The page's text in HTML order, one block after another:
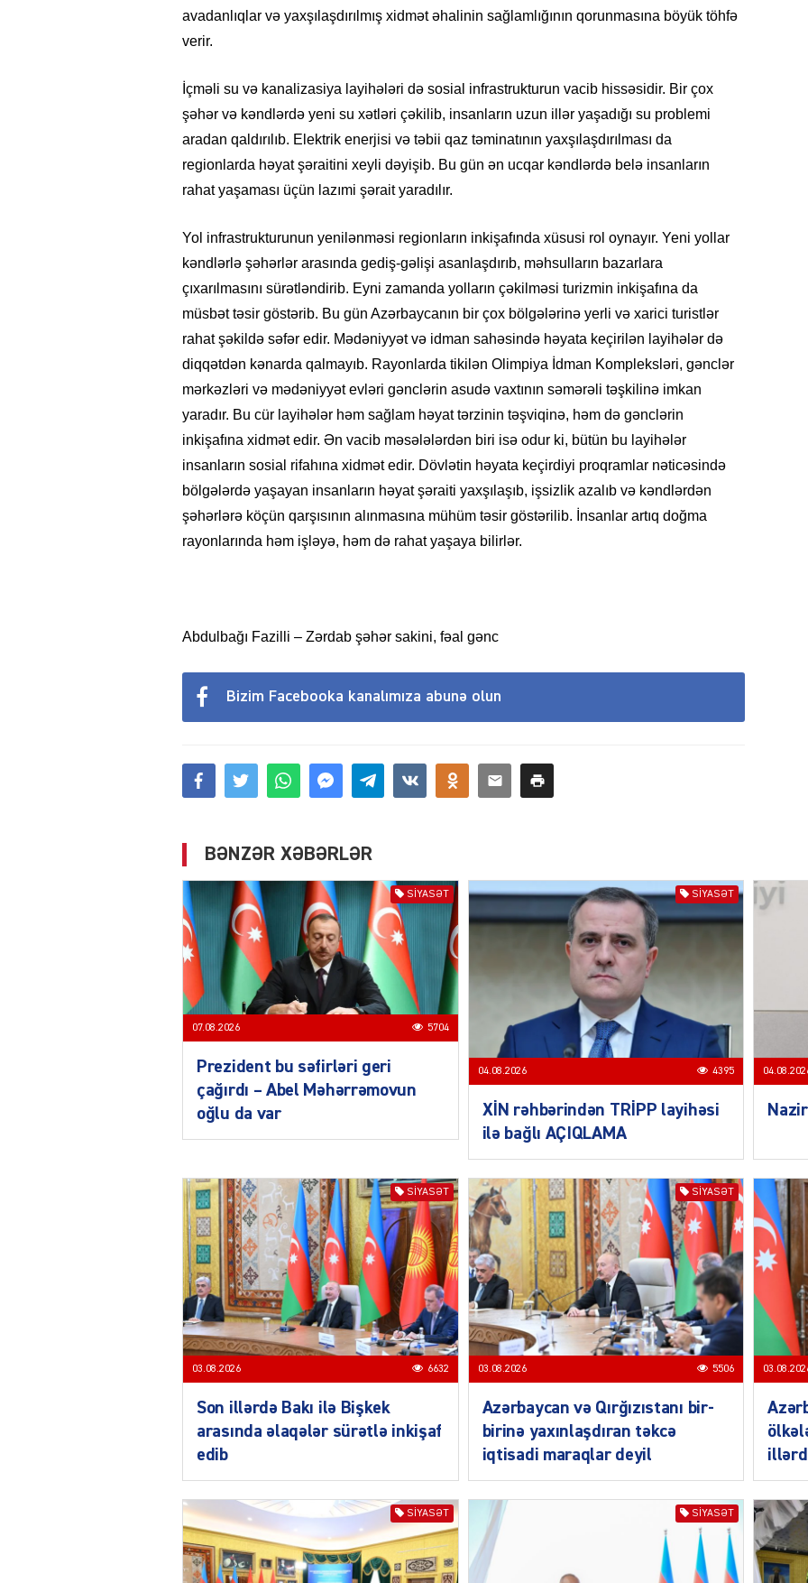
avadanlıqlar və yaxşılaşdırılmış xidmət əhalinin sağlamlığının qorunmasına böyük töhfə
verir.
İçməli su və kanalizasiya layihələri də sosial infrastrukturun vacib hissəsidir. Bir çox
şəhər və kəndlərdə yeni su xətləri çəkilib, insanların uzun illər yaşadığı su problemi
aradan qaldırılıb. Elektrik enerjisi və təbii qaz təminatının yaxşılaşdırılması da
regionlarda həyat şəraitini xeyli dəyişib. Bu gün ən ucqar kəndlərdə belə insanların
rahat yaşaması üçün lazımi şərait yaradılır.
Yol infrastrukturunun yenilənməsi regionların inkişafında xüsusi rol oynayır. Yeni yollar
kəndlərlə şəhərlər arasında gediş-gəlişi asanlaşdırıb, məhsulların bazarlara
çıxarılmasını sürətləndirib. Eyni zamanda yolların çəkilməsi turizmin inkişafına da
müsbət təsir göstərib. Bu gün Azərbaycanın bir çox bölgələrinə yerli və xarici turistlər
rahat şəkildə səfər edir. Mədəniyyət və idman sahəsində həyata keçirilən layihələr də
diqqətdən kənarda qalmayıb. Rayonlarda tikilən Olimpiya İdman Kompleksləri, gənclər
mərkəzləri və mədəniyyət evləri gənclərin asudə vaxtının səmərəli təşkilinə imkan
yaradır. Bu cür layihələr həm sağlam həyat tərzinin təşviqinə, həm də gənclərin
inkişafına xidmət edir. Ən vacib məsələlərdən biri isə odur ki, bütün bu layihələr
insanların sosial rifahına xidmət edir. Dövlətin həyata keçirdiyi proqramlar nəticəsində
bölgələrdə yaşayan insanların həyat şəraiti yaxşılaşıb, işsizlik azalıb və kəndlərdən
şəhərlərə köçün qarşısının alınmasına mühüm təsir göstərilib. İnsanlar artıq doğma
rayonlarında həm işləyə, həm də rahat yaşaya bilirlər.
Abdulbağı Fazilli – Zərdab şəhər sakini, fəal gənc
Bizim Facebooka kanalımıza abunə olun
DÜNYA
BƏNZƏR XƏBƏRLƏR
SIYASƏT
07.08.2026 5704
Prezident bu səfirləri geri
çağırdı – Abel Məhərrəmovun
oğlu da var
SIYASƏT
04.08.2026 4395
XİN rəhbərindən TRİPP layihəsi
ilə bağlı AÇIQLAMA
SIYASƏT
03.08.2026 6632
Son illərdə Bakı ilə Bişkek
arasında əlaqələr sürətlə inkişaf
edib
SIYASƏT
03.08.2026 5506
Azərbaycan və Qırğızıstanı bir-
birinə yaxınlaşdıran təkcə
iqtisadi maraqlar deyil
SIYASƏT SIYASƏT